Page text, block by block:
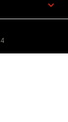
keyboard_arrow_down